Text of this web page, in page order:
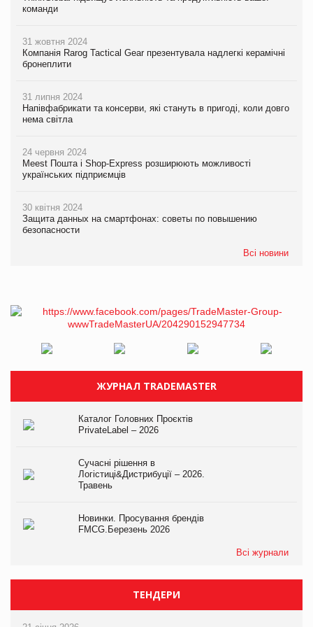
команди
31 жовтня 2024
Компанія Rarog Tactical Gear презентувала надлегкі керамічні
бронеплити
31 липня 2024
Напівфабрикати та консерви, які стануть в пригоді, коли довго
нема світла
24 червня 2024
Meest Пошта і Shop-Express розширюють можливості
українських підприємців
30 квітня 2024
Защита данных на смартфонах: советы по повышению
безопасности
Всі новини
ЖУРНАЛ TRADEMASTER
Каталог Головних Проєктів
PrivateLabel – 2026
Сучасні рішення в
Логістиці&Дистрибуції – 2026.
Травень
Новинки. Просування брендів
FMCG.Березень 2026
Всі журнали
ТЕНДЕРИ